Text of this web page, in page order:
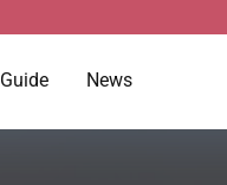
Guide News